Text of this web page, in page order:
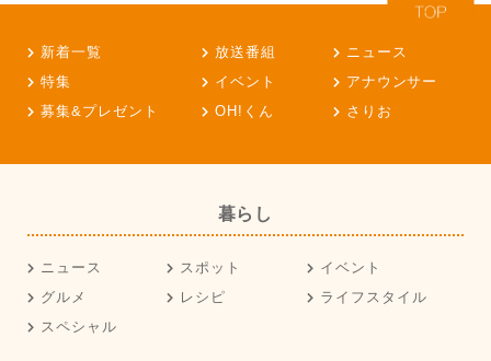
新着一覧 放送番組
ニュース
特集
イベント
アナウンサー
募集&プレゼント
OH!くん さりお
暮らし
ニュース スポット
イベント
グルメ
レシピ
ライフスタイル
スペシャル